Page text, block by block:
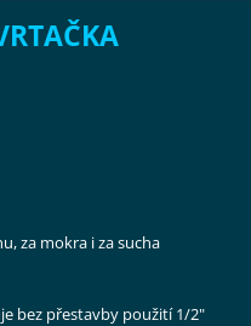
za mokra i za sucha
bez přestavby použití 1/2"